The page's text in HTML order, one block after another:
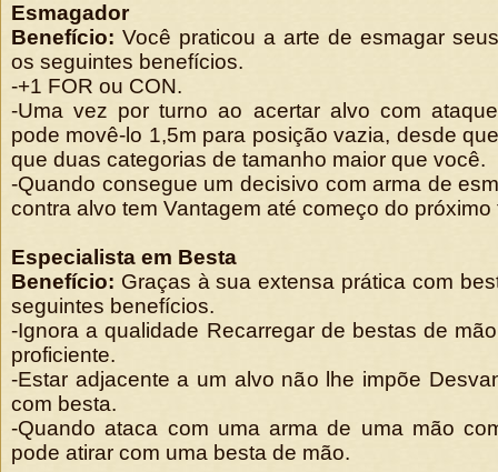
Esmagador
Benefício: Você praticou a arte de esmagar
os seguintes benefícios.
-+1 FOR ou CON.
-Uma vez por turno ao acertar alvo com
pode movê-lo 1,5m para posição vazia, desde
que duas categorias de tamanho maior que você.
-Quando consegue um decisivo com arma de
contra alvo tem Vantagem até começo do próximo
Especialista em Besta
Benefício: Graças à sua extensa prática com
seguintes benefícios.
-Ignora a qualidade Recarregar de bestas de
proficiente.
-Estar adjacente a um alvo não lhe impõe
com besta.
-Quando ataca com uma arma de uma mão
pode atirar com uma besta de mão.